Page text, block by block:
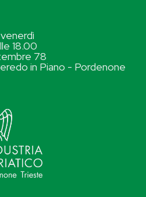
18.00
78
in Piano - Pordenone